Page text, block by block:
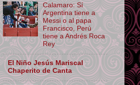
Calamaro: Sí
Argentina tiene a
Messi o al papa
Francisco, Perú
tiene a Andrés Roca
Rey
El Niño Jesús Mariscal
Chaperito de Canta